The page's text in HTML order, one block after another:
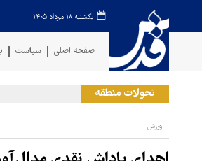
یکشنبه ۱۸ مرداد ۱۴۰۵
صفحه اصلی سیاست
تحولات منطقه
ورزش